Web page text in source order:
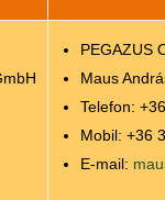
PEGAZUS
Maus
Telefon:
Mobil: +36
E-mail: